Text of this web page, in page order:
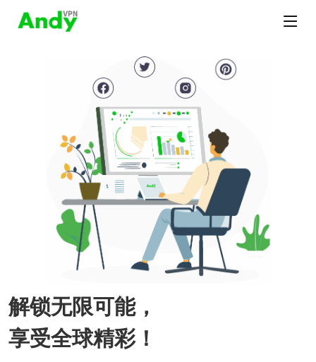
解锁无限可能，
享受全球精彩！